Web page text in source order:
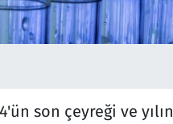
son çeyreği ve yılın